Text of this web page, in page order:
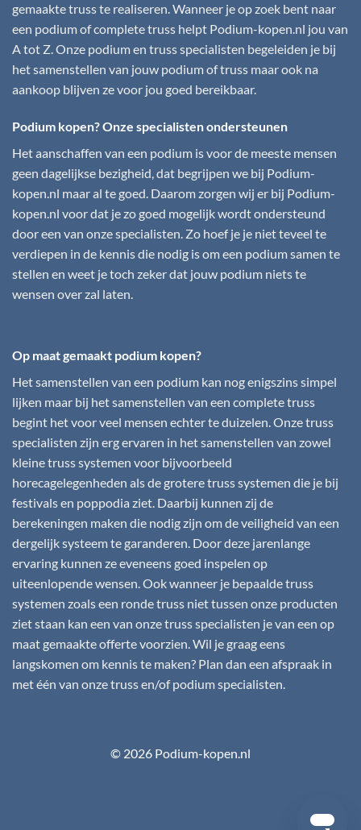
gemaakte truss te realiseren. Wanneer je op zoek bent naar
een podium of complete truss helpt Podium-kopen.nl jou van
A tot Z. Onze podium en truss specialisten begeleiden je bij
het samenstellen van jouw podium of truss maar ook na
aankoop blijven ze voor jou goed bereikbaar.
Podium kopen? Onze specialisten ondersteunen
Het aanschaffen van een podium is voor de meeste mensen
geen dagelijkse bezigheid, dat begrijpen we bij Podium-
kopen.nl maar al te goed. Daarom zorgen wij er bij Podium-
kopen.nl voor dat je zo goed mogelijk wordt ondersteund
door een van onze specialisten. Zo hoef je je niet teveel te
verdiepen in de kennis die nodig is om een podium samen te
stellen en weet je toch zeker dat jouw podium niets te
wensen over zal laten.
Op maat gemaakt podium kopen?
Het samenstellen van een podium kan nog enigszins simpel
lijken maar bij het samenstellen van een complete truss
begint het voor veel mensen echter te duizelen. Onze truss
specialisten zijn erg ervaren in het samenstellen van zowel
kleine truss systemen voor bijvoorbeeld
horecagelegenheden als de grotere truss systemen die je bij
festivals en poppodia ziet. Daarbij kunnen zij de
berekeningen maken die nodig zijn om de veiligheid van een
dergelijk systeem te garanderen. Door deze jarenlange
ervaring kunnen ze eveneens goed inspelen op
uiteenlopende wensen. Ook wanneer je bepaalde truss
systemen zoals een ronde truss niet tussen onze producten
ziet staan kan een van onze truss specialisten je van een op
maat gemaakte offerte voorzien. Wil je graag eens
langskomen om kennis te maken? Plan dan een afspraak in
met één van onze truss en/of podium specialisten.
© 2026 Podium-kopen.nl